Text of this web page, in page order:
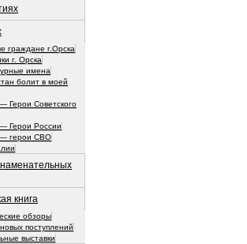
граждане г.Орска
г. Орска
имена
болит в моей
Герои Советского
Герои России
герои СВО
книга
обзоры
поступлений
выставки